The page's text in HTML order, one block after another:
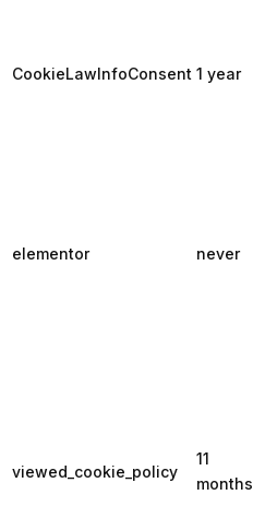
CookieLawInfoConsent 1 year
elementor never
viewed_cookie_policy
11
months